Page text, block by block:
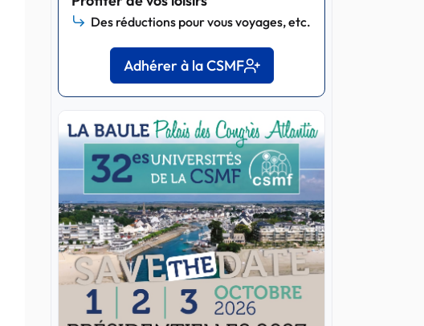
Des réductions pour vous voyages, etc.
Adhérer à la CSMF